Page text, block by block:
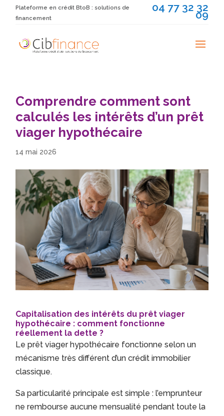
Plateforme en crédit BtoB : solutions de
financement
04 77 32 32
09
Comprendre comment sont
calculés les intérêts d’un prêt
viager hypothécaire
14 mai 2026
Capitalisation des intérêts du prêt viager
hypothécaire : comment fonctionne
réellement la dette ?
Le prêt viager hypothécaire fonctionne selon un
mécanisme très différent d’un crédit immobilier
classique.
Sa particularité principale est simple : l’emprunteur
ne rembourse aucune mensualité pendant toute la